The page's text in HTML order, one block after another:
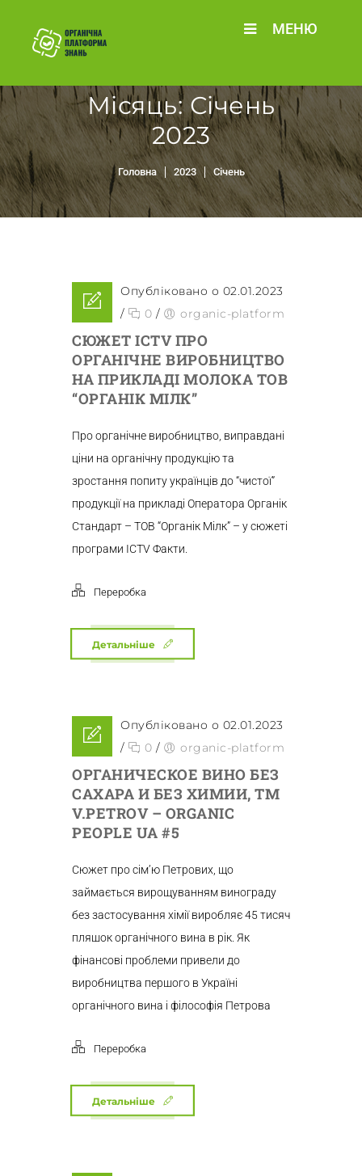
МЕНЮ
Місяць:Січень
2023
Головна 2023 Січень
Опубліковано о 02.01.2023
/
0 / organic-platform
СЮЖЕТ ICTV ПРО
ОРГАНІЧНЕ ВИРОБНИЦТВО
НА ПРИКЛАДІ МОЛОКА ТОВ
“ОРГАНІК МІЛК”
Про органічне виробництво, виправдані
ціни на органічну продукцію та
зростання попиту українців до “чистої”
продукції на прикладі Оператора Органік
Стандарт – ТОВ “Органік Мілк” – у сюжеті
програми ICTV Факти.
Переробка
Детальніше
Опубліковано о 02.01.2023
/
0 / organic-platform
ОРГАНИЧЕСКОЕ ВИНО БЕЗ
САХАРА И БЕЗ ХИМИИ, TM
V.PETROV – ORGANIC
PEOPLE UA #5
Сюжет про сім’ю Петрових, що
займається вирощуванням винограду
без застосування хімії виробляє 45 тисяч
пляшок органічного вина в рік. Як
фінансові проблеми привели до
виробництва першого в Україні
органічного вина і філософія Петрова
Переробка
Детальніше